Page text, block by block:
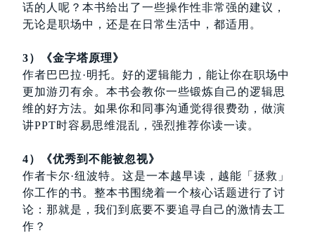
话的人呢？本书给出了一些操作性非常强的建议，
无论是职场中，还是在日常生活中，都适用。
3）《金字塔原理》
作者巴巴拉·明托。好的逻辑能力，能让你在职场中
更加游刃有余。本书会教你一些锻炼自己的逻辑思
维的好方法。如果你和同事沟通觉得很费劲，做演
讲PPT时容易思维混乱，强烈推荐你读一读。
4）《优秀到不能被忽视》
作者卡尔·纽波特。这是一本越早读，越能「拯救」
你工作的书。整本书围绕着一个核心话题进行了讨
论：那就是，我们到底要不要追寻自己的激情去工
作？